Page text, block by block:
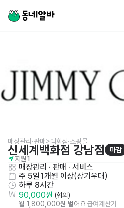
매장관리·판매>백화점·쇼핑몰
신세계백화점 강남점
마감
지원1
매장관리 · 판매 · 서비스
주 5일1개월 이상(장기우대 )
하루 8시간
90,000원 (협의)
월 1,800,000원 벌어요급여계산기